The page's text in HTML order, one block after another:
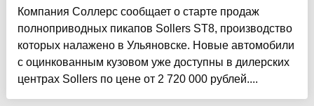
Компания Соллерс сообщает о старте продаж
полноприводных пикапов Sollers ST8, производство
которых налажено в Ульяновске. Новые автомобили
с оцинкованным кузовом уже доступны в дилерских
центрах Sollers по цене от 2 720 000 рублей....